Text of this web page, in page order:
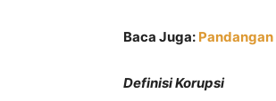
Baca Juga:
Definisi Korupsi